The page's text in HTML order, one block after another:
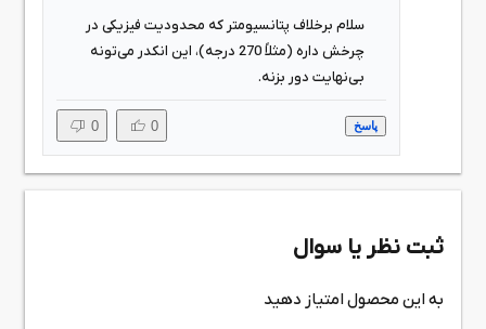
سلام برخلاف پتانسیومتر که محدودیت فیزیکی در
چرخش داره (مثلاً 270 درجه)، این انکدر می‌تونه
بی‌نهایت دور بزنه.
پاسخ 0
0
ثبت نظر یا سوال
به این محصول امتیاز دهید